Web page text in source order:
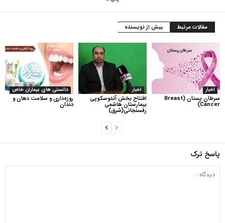
مقالات مرتبط بیش از نویسنده
دانستی های بیماران خاص
روزه‌داری و سلامت دهان و
دندان
اخبار
افتتاح بخش آندوسکوپی
بیمارستان هاشمی
رفسنجانی(شرق)
اخبار
سرطان پستان (Breast
Cancer)
پاسخ ترک